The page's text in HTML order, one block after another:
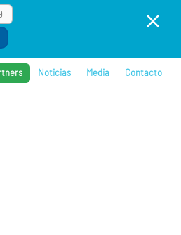
M
Noticias Media Contacto